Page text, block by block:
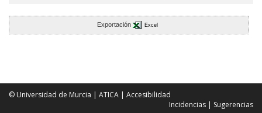
Exportación Excel
© Universidad de Murcia | ATICA | Accesibilidad
Incidencias | Sugerencias